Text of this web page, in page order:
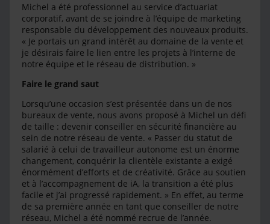
Michel a été professionnel au service d’actuariat
corporatif, avant de se joindre à l’équipe de marketing
responsable du développement des nouveaux produits.
« Je portais un grand intérêt au domaine de la vente et
je désirais faire le lien entre les projets à l’interne de
notre équipe et le réseau de distribution. »
Faire le grand saut
Lorsqu’une occasion s’est présentée dans un de nos
bureaux de vente, nous avons proposé à Michel un défi
de taille : devenir conseiller en sécurité financière au
sein de notre réseau de vente. « Passer du statut de
salarié à celui de travailleur autonome est un énorme
changement, conquérir la clientèle existante a exigé
énormément d’efforts et de créativité. Grâce au soutien
et à l’accompagnement de iA, la transition a été plus
facile et j’ai progressé rapidement. » En effet, au terme
de sa première année en tant que conseiller de notre
réseau, Michel a été nommé recrue de l’année.